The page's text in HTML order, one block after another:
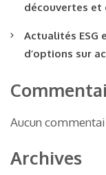
découvertes et
Actualités ESG
d’options sur
Aucun
Archives